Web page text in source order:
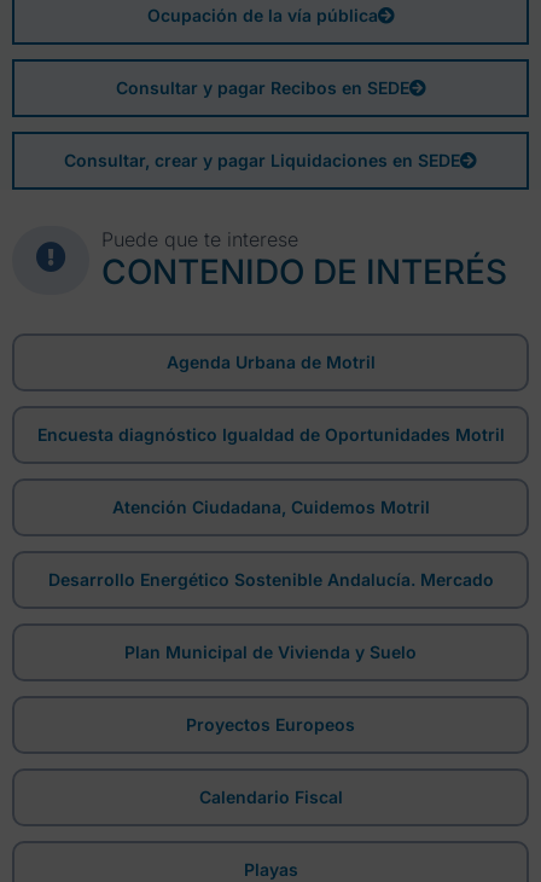
Ocupación de la vía pública
Consultar y pagar Recibos en SEDE
Consultar, crear y pagar Liquidaciones en SEDE
Puede que te interese
CONTENIDO DE INTERÉS
Agenda Urbana de Motril
Encuesta diagnóstico Igualdad de Oportunidades Motril
Atención Ciudadana, Cuidemos Motril
Desarrollo Energético Sostenible Andalucía. Mercado
Plan Municipal de Vivienda y Suelo
Proyectos Europeos
Calendario Fiscal
Playas